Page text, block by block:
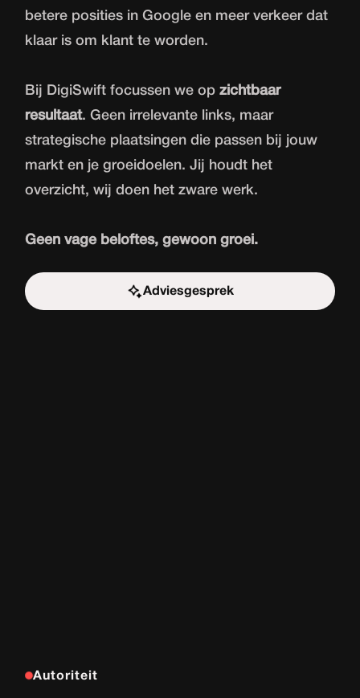
betere posities in Google en meer verkeer dat
klaar is om klant te worden.
Bij DigiSwift focussen we opzichtbaar
resultaat. Geen irrelevante links, maar
strategische plaatsingen die passen bij jouw
markt en je groeidoelen. Jij houdt het
overzicht, wij doen het zware werk.
Geen vage beloftes, gewoon groei.
Adviesgesprek
Start de uitdaging
Autoriteit